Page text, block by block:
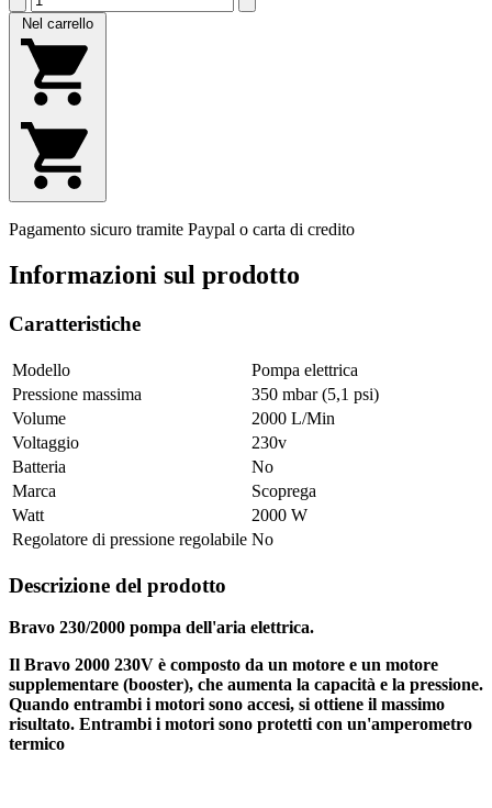
Nel carrello
Pagamento sicuro tramite Paypal o carta di credito
Informazioni sul prodotto
Caratteristiche
Modello
Pompa elettrica
Pressione massima
350 mbar (5,1 psi)
Volume
2000 L/Min
Voltaggio
230v
Batteria
No
Marca
Scoprega
Watt
2000 W
Regolatore di pressione regolabile No
Descrizione del prodotto
Bravo 230/2000 pompa dell'aria elettrica.
Il Bravo 2000 230V è composto da un motore e un motore
supplementare (booster), che aumenta la capacità e la pressione.
Quando entrambi i motori sono accesi, si ottiene il massimo
risultato. Entrambi i motori sono protetti con un'amperometro
termico